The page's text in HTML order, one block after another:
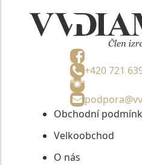
+420 721
Obchodní
Velkoobchod
O nás